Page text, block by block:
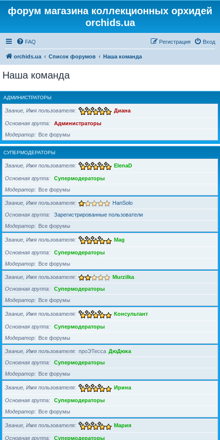
форум магазина коллекционных орхидей
orchids.ua
FAQ Вход
Регистрация
orchids.ua Список форумов Наша команда
Наша команда
АДМИНИСТРАТОРЫ
Звание, Имя пользователя Диана
Основная группа
Администраторы
Модератор
Все форумы
СУПЕРМОДЕРАТОРЫ
Звание, Имя пользователя ElenaD
Основная группа
Супермодераторы
Модератор
Все форумы
Звание, Имя пользователя HanSolo
Основная группа
Зарегистрированные пользователи
Модератор
Все форумы
Звание, Имя пользователя Mag
Основная группа
Супермодераторы
Модератор
Все форумы
Звание, Имя пользователя Murzilka
Основная группа
Супермодераторы
Модератор
Все форумы
Звание, Имя пользователя Консультант
Основная группа
Супермодераторы
Модератор
Все форумы
Звание, Имя пользователя проЭТесса ДюДюка
Основная группа
Супермодераторы
Модератор
Все форумы
Звание, Имя пользователя Ирина
Основная группа
Супермодераторы
Модератор
Все форумы
Звание, Имя пользователя Мария
Основная группа Супермодераторы